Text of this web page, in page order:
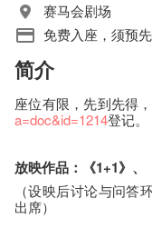
赛马会剧场
免费入座，须预先
简介
座位有限，先到先得
a=doc&id=1214登记。
放映作品：《1+1》、
（设映后讨论与问答
出席）